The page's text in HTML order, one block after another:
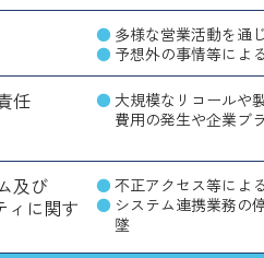
多様な営業活動を通
予想外の事情等によ
任
大規模なリコールや
費用の発生や企業ブ
及び
ィに関す
不正アクセス等によ
システム連携業務の
墜